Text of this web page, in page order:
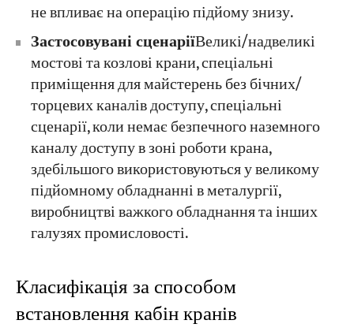
не впливає на операцію підйому знизу.
Застосовувані сценаріїВеликі/надвеликі
мостові та козлові крани, спеціальні
приміщення для майстерень без бічних/
торцевих каналів доступу, спеціальні
сценарії, коли немає безпечного наземного
каналу доступу в зоні роботи крана,
здебільшого використовуються у великому
підйомному обладнанні в металургії,
виробництві важкого обладнання та інших
галузях промисловості.
Класифікація за способом
встановлення кабін кранів